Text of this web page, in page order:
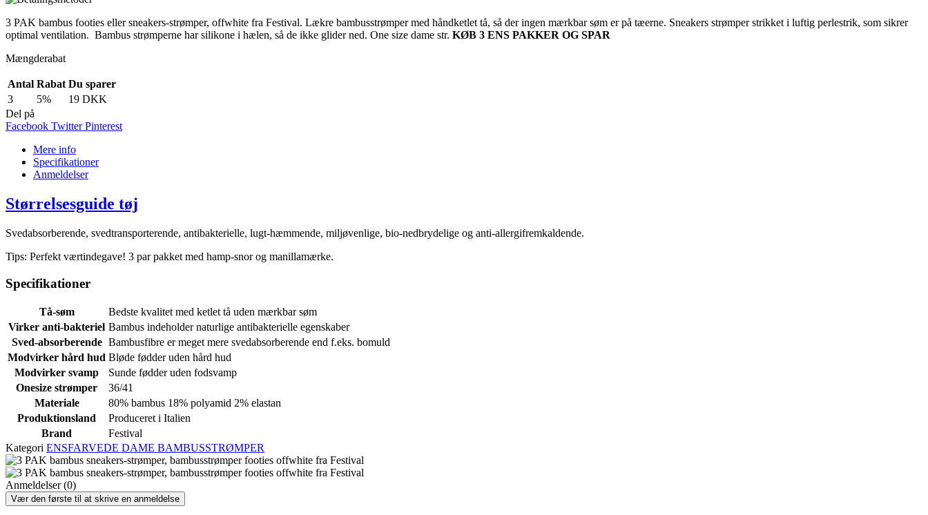
3 PAK bambus footies eller sneakers-strømper, offwhite fra Festival. Lækre bambusstrømper med håndketlet tå, så der ingen mærkbar søm er på tæerne. Sneakers strømper strikket i luftig perlestrik, som sikrer
optimal ventilation. Bambus strømperne har silikone i hælen, så de ikke glider ned. One size dame str. KØB 3 ENS PAKKER OG SPAR
Mængderabat
Antal Rabat Du sparer
3
5%
19 DKK
Del på
Facebook Twitter Pinterest
Mere info
Specifikationer
Anmeldelser
Størrelsesguide tøj
Svedabsorberende, svedtransporterende, antibakterielle, lugt-hæmmende, miljøvenlige, bio-nedbrydelige og anti-allergifremkaldende.
Tips: Perfekt værtindegave! 3 par pakket med hamp-snor og manillamærke.
Specifikationer
Tå-søm
Bedste kvalitet med ketlet tå uden mærkbar søm
Virker anti-bakteriel Bambus indeholder naturlige antibakterielle egenskaber
Sved-absorberende Bambusfibre er meget mere svedabsorberende end f.eks. bomuld
Modvirker hård hud Bløde fødder uden hård hud
Modvirker svamp
Sunde fødder uden fodsvamp
Onesize strømper
36/41
Materiale
80% bambus 18% polyamid 2% elastan
Produktionsland
Produceret i Italien
Brand
Festival
Kategori ENSFARVEDE DAME BAMBUSSTRØMPER
Anmeldelser (0)
Vær den første til at skrive en anmeldelse